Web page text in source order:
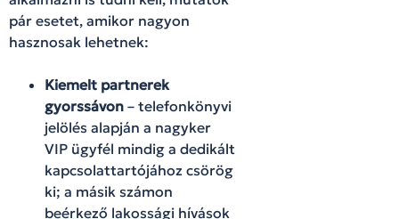
pár esetet, amikor nagyon
hasznosak lehetnek:
Kiemelt partnerek
gyorssávon – telefonkönyvi
jelölés alapján a nagyker
VIP ügyfél mindig a dedikált
kapcsolattartójához csörög
ki; a másik számon
beérkező lakossági hívások